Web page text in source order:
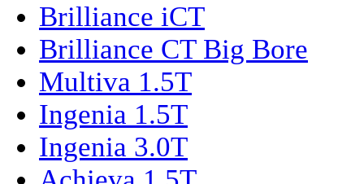
Brilliance iCT
Brilliance CT Big Bore
Multiva 1.5T
Ingenia 1.5T
Ingenia 3.0T